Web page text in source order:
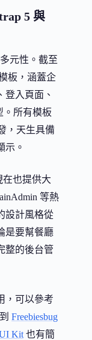
5 與
元性。截至
板，涵蓋企
登入頁面、
。所有模板
，天生具備
示。
在也提供大
等熱
設計風格從
是要幫餐廳
整的後台管
，可以參考
Freebiesbug
Kit 也有簡